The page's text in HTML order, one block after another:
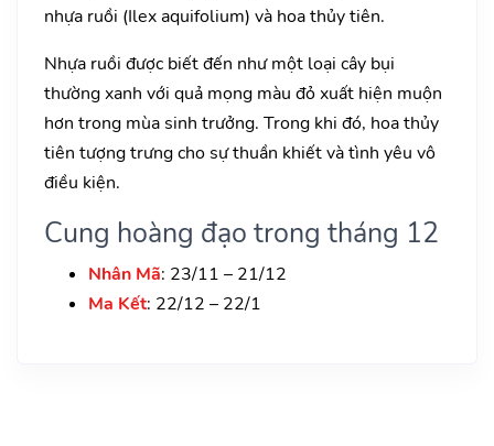
nhựa ruồi (Ilex aquifolium) và hoa thủy tiên.
Nhựa ruồi được biết đến như một loại cây bụi
thường xanh với quả mọng màu đỏ xuất hiện muộn
hơn trong mùa sinh trưởng. Trong khi đó, hoa thủy
tiên tượng trưng cho sự thuần khiết và tình yêu vô
điều kiện.
Cung hoàng đạo trong tháng 12
Nhân Mã: 23/11 – 21/12
Ma Kết: 22/12 – 22/1